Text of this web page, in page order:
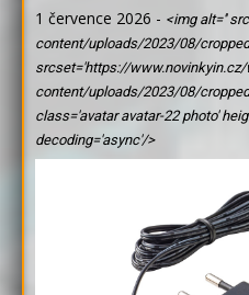
1 července 2026 - <img alt=''
content/uploads/2023/08/
srcset='https://www.novinkyin.cz/
content/uploads/2023/08/
class='avatar avatar-22 photo'
decoding='async'/>